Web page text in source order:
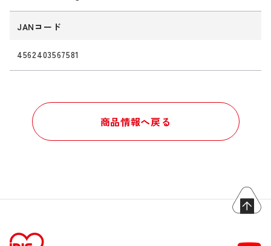
JANコード
4562403567581
商品情報へ戻る